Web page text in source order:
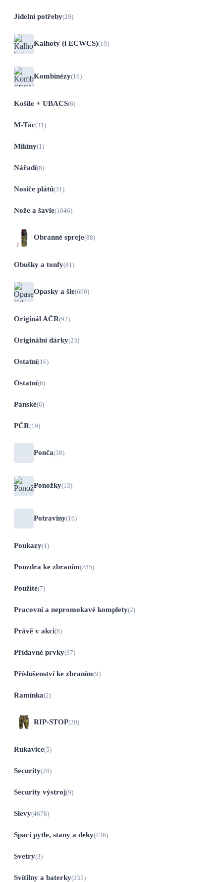
Jídelní potřeby(29)
Kalhoty (i ECWCS)(19)
Kombinézy(16)
Košile + UBACS(6)
M-Tac(31)
Mikiny(1)
Nářadí(8)
Nosiče plátů(31)
Nože a šavle(1046)
Obranné spreje(88)
Obušky a tonfy(81)
Opasky a šle(600)
Originál AČR(92)
Originální dárky(23)
Ostatní(16)
Ostatní(6)
Pánské(6)
PČR(19)
Ponča(38)
Ponožky(13)
Potraviny(16)
Poukazy(1)
Pouzdra ke zbraním(285)
Použité(7)
Pracovní a nepromokavé komplety(2)
Právě v akci(8)
Přídavné prvky(37)
Příslušenství ke zbraním(9)
Ramínka(2)
RIP-STOP(20)
Rukavice(5)
Security(28)
Security výstroj(9)
Slevy(4678)
Spací pytle, stany a deky(436)
Svetry(3)
Svítilny a baterky(235)